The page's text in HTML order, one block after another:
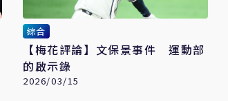
綜合
【梅花評論】文保景事件 運動部
的啟示錄
2026/03/15